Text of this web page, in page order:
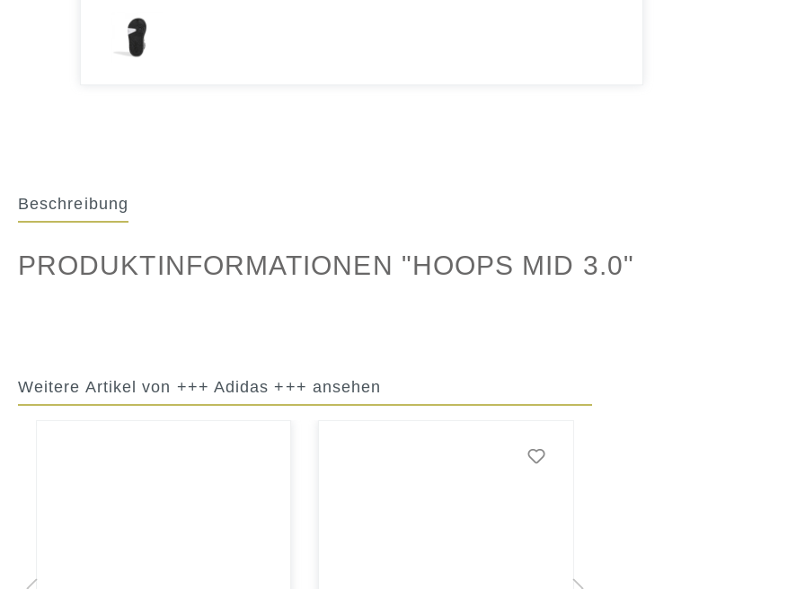
Weitere Artikel von +++ Adidas +++ ansehen
Beschreibung
PRODUKTINFORMATIONEN "HOOPS MID 3.0"